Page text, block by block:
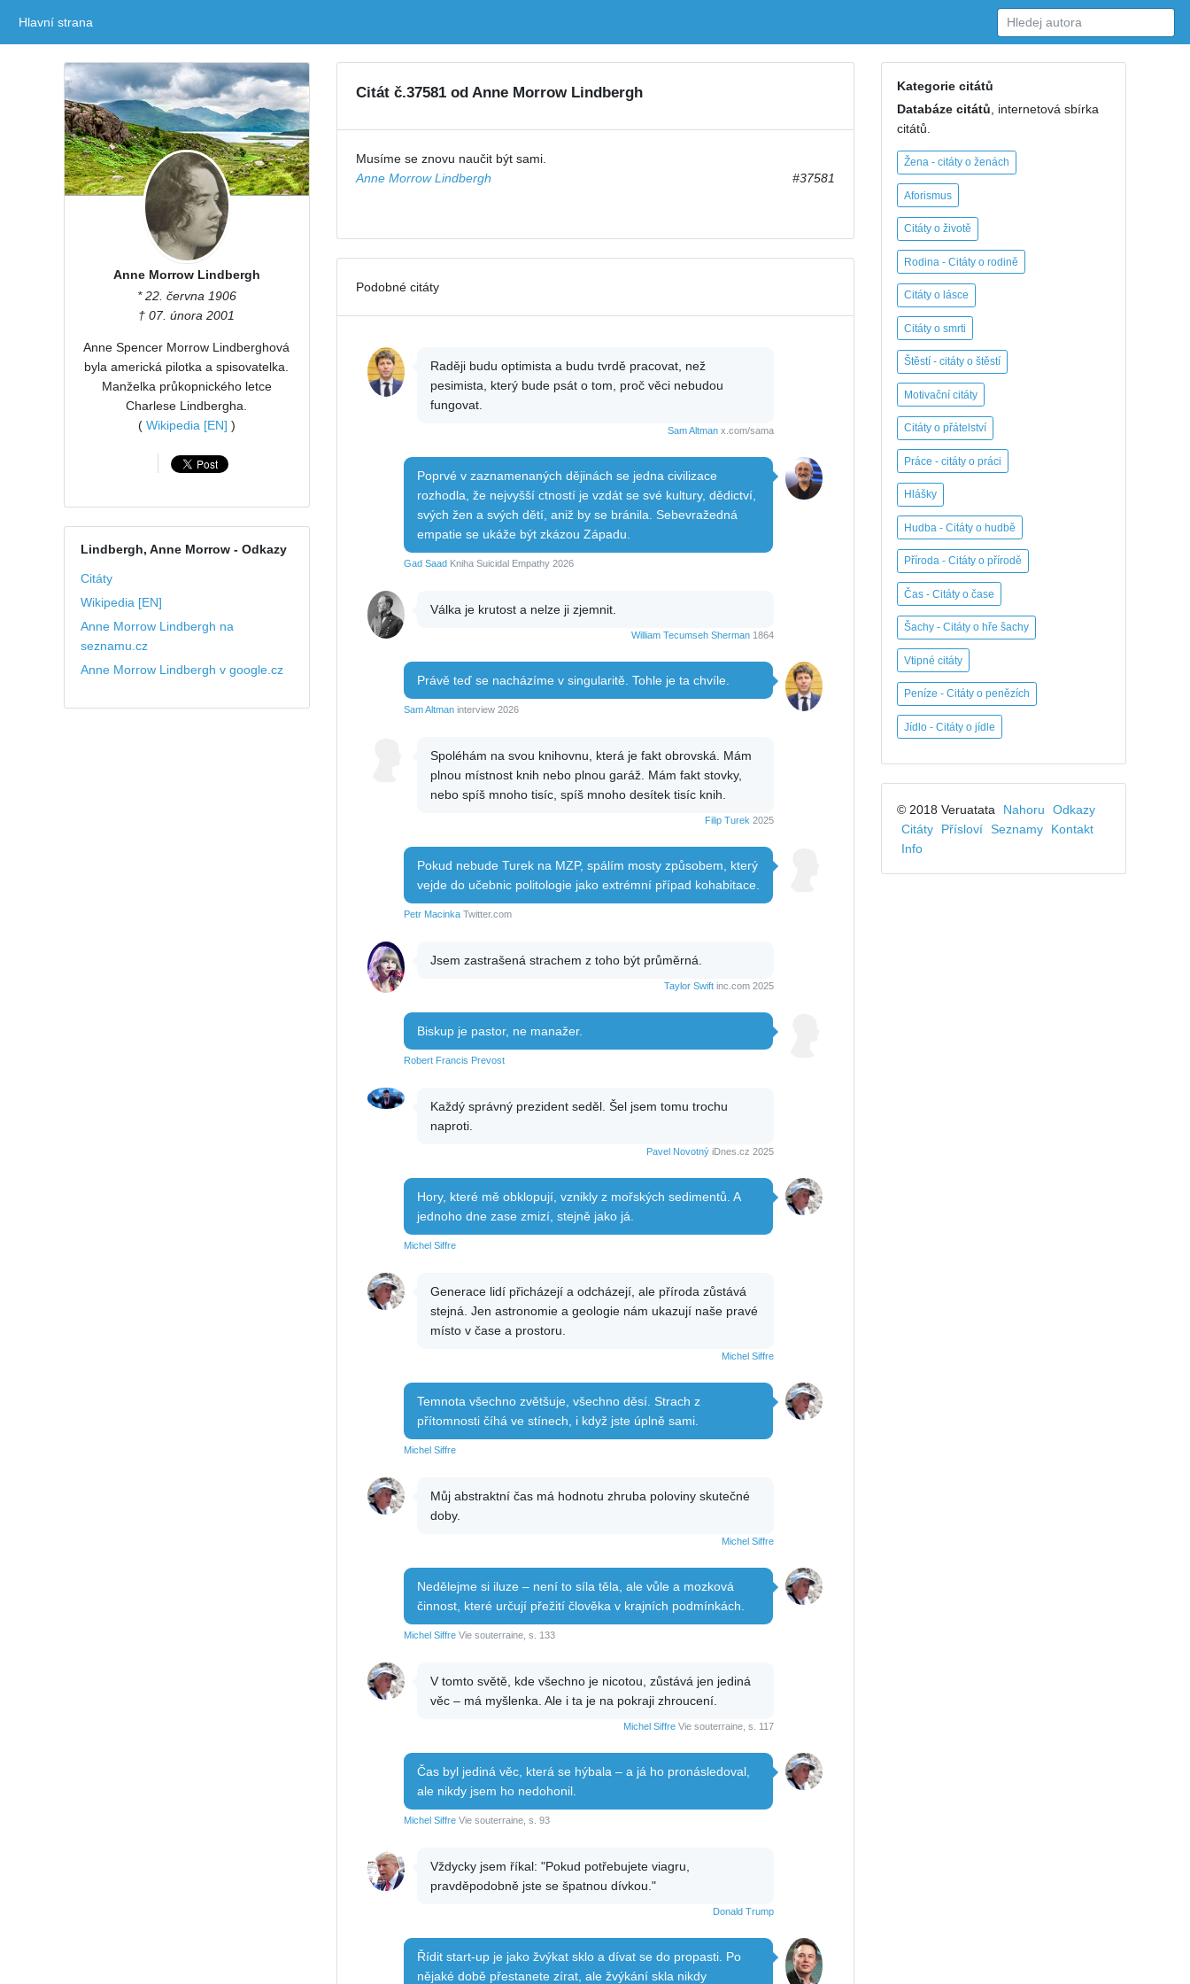
Hlavní strana
Anne Morrow Lindbergh
* 22. června 1906
† 07. února 2001
Anne Spencer Morrow Lindberghová
byla americká pilotka a spisovatelka.
Manželka průkopnického letce
Charlese Lindbergha.
( Wikipedia [EN] )
Lindbergh, Anne Morrow- Odkazy
Citáty
Wikipedia [EN]
Anne Morrow Lindbergh na
seznamu.cz
Anne Morrow Lindbergh v google.cz
Citát č.37581 od Anne Morrow Lindbergh
Musíme se znovu naučit být sami.
Anne Morrow Lindbergh
#37581
Podobné citáty
Raději budu optimista a budu tvrdě pracovat, než
pesimista, který bude psát o tom, proč věci nebudou
fungovat.
Sam Altmanx.com/sama
Poprvé v zaznamenaných dějinách se jedna civilizace
rozhodla, že nejvyšší ctností je vzdát se své kultury, dědictví,
svých žen a svých dětí, aniž by se bránila. Sebevražedná
empatie se ukáže být zkázou Západu.
Gad SaadKniha Suicidal Empathy 2026
Válka je krutost a nelze ji zjemnit.
William Tecumseh Sherman1864
Právě teď se nacházíme v singularitě. Tohle je ta chvíle.
Sam Altmaninterview 2026
Spoléhám na svou knihovnu, která je fakt obrovská. Mám
plnou místnost knih nebo plnou garáž. Mám fakt stovky,
nebo spíš mnoho tisíc, spíš mnoho desítek tisíc knih.
Filip Turek 2025
Pokud nebude Turek na MZP, spálím mosty způsobem, který
vejde do učebnic politologie jako extrémní případ kohabitace.
Petr MacinkaTwitter.com
Jsem zastrašená strachem z toho být průměrná.
Taylor Swiftinc.com 2025
Biskup je pastor, ne manažer.
Robert Francis Prevost
Každý správný prezident seděl. Šel jsem tomu trochu
naproti.
Pavel NovotnýiDnes.cz 2025
Hory, které mě obklopují, vznikly z mořských sedimentů. A
jednoho dne zase zmizí, stejně jako já.
Michel Siffre
Generace lidí přicházejí a odcházejí, ale příroda zůstává
stejná. Jen astronomie a geologie nám ukazují naše pravé
místo v čase a prostoru.
Michel Siffre
Temnota všechno zvětšuje, všechno děsí. Strach z
přítomnosti číhá ve stínech, i když jste úplně sami.
Michel Siffre
Můj abstraktní čas má hodnotu zhruba poloviny skutečné
doby.
Michel Siffre
Nedělejme si iluze – není to síla těla, ale vůle a mozková
činnost, které určují přežití člověka v krajních podmínkách.
Michel SiffreVie souterraine, s. 133
V tomto světě, kde všechno je nicotou, zůstává jen jediná
věc – má myšlenka. Ale i ta je na pokraji zhroucení.
Michel SiffreVie souterraine, s. 117
Čas byl jediná věc, která se hýbala – a já ho pronásledoval,
ale nikdy jsem ho nedohonil.
Michel SiffreVie souterraine, s. 93
Vždycky jsem říkal: "Pokud potřebujete viagru,
pravděpodobně jste se špatnou dívkou."
Donald Trump
Řídit start-up je jako žvýkat sklo a dívat se do propasti. Po
nějaké době přestanete zírat, ale žvýkání skla nikdy
Kategorie citátů
Databáze citátů , internetová sbírka
citátů.
Žena - citáty o ženách
Aforismus
Citáty o životě
Rodina - Citáty o rodině
Citáty o lásce
Citáty o smrti
Štěstí - citáty o štěstí
Motivační citáty
Citáty o přátelství
Práce - citáty o práci
Hlášky
Hudba - Citáty o hudbě
Příroda - Citáty o přírodě
Čas - Citáty o čase
Šachy - Citáty o hře šachy
Vtipné citáty
Peníze - Citáty o penězích
Jídlo - Citáty o jídle
© 2018 Veruatata Nahoru
Odkazy
Citáty
Přísloví Seznamy
Kontakt
Info